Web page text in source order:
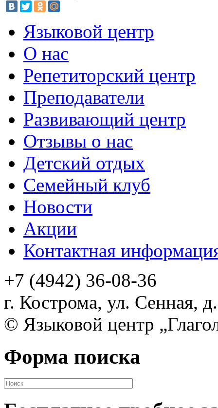
Языковой центр
О нас
Репетиторский центр
Преподаватели
Развивающий центр
Отзывы о нас
Детский отдых
Семейный клуб
Новости
Акции
Контактная
+7 (4942) 36-08-36
г. Кострома, ул. Сенная,
© Языковой центр
Форма поиска